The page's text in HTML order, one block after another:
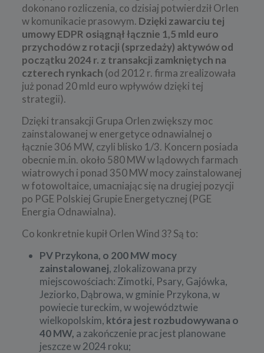
dokonano rozliczenia, co dzisiaj potwierdził Orlen
w komunikacie prasowym. Dzięki zawarciu tej
umowy EDPR osiągnął łącznie 1,5 mld euro
przychodów z rotacji (sprzedaży) aktywów od
początku 2024 r. z transakcji zamkniętych na
czterech rynkach (od 2012 r. firma zrealizowała
już ponad 20 mld euro wpływów dzięki tej
strategii).
Dzięki transakcji Grupa Orlen zwiększy moc
zainstalowanej w energetyce odnawialnej o
łącznie 306 MW, czyli blisko 1/3. Koncern posiada
obecnie m.in. około 580 MW w lądowych farmach
wiatrowych i ponad 350 MW mocy zainstalowanej
w fotowoltaice, umacniając się na drugiej pozycji
po PGE Polskiej Grupie Energetycznej (PGE
Energia Odnawialna).
Co konkretnie kupił Orlen Wind 3? Są to:
PV Przykona, o 200 MW mocy
zainstalowanej, zlokalizowana przy
miejscowościach: Zimotki, Psary, Gajówka,
Jeziorko, Dąbrowa, w gminie Przykona, w
powiecie tureckim, w województwie
wielkopolskim, która jest rozbudowywana o
40 MW, a zakończenie prac jest planowane
jeszcze w 2024 roku;